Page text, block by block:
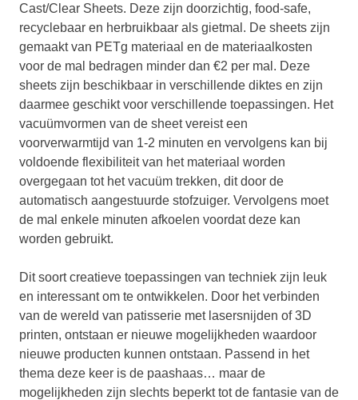
Cast/Clear Sheets. Deze zijn doorzichtig, food-safe,
recyclebaar en herbruikbaar als gietmal. De sheets zijn
gemaakt van PETg materiaal en de materiaalkosten
voor de mal bedragen minder dan €2 per mal. Deze
sheets zijn beschikbaar in verschillende diktes en zijn
daarmee geschikt voor verschillende toepassingen. Het
vacuümvormen van de sheet vereist een
voorverwarmtijd van 1-2 minuten en vervolgens kan bij
voldoende flexibiliteit van het materiaal worden
overgegaan tot het vacuüm trekken, dit door de
automatisch aangestuurde stofzuiger. Vervolgens moet
de mal enkele minuten afkoelen voordat deze kan
worden gebruikt.
Dit soort creatieve toepassingen van techniek zijn leuk
en interessant om te ontwikkelen. Door het verbinden
van de wereld van patisserie met lasersnijden of 3D
printen, ontstaan er nieuwe mogelijkheden waardoor
nieuwe producten kunnen ontstaan. Passend in het
thema deze keer is de paashaas… maar de
mogelijkheden zijn slechts beperkt tot de fantasie van de